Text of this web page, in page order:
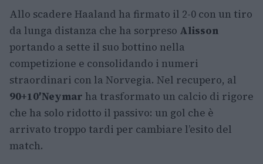
Allo scadere Haaland ha firmato il 2-0 con un tiro
da lunga distanza che ha sorpreso Alisson
portando a sette il suo bottino nella
competizione e consolidando i numeri
straordinari con la Norvegia. Nel recupero, al
90+10′Neymar ha trasformato un calcio di rigore
che ha solo ridotto il passivo: un gol che è
arrivato troppo tardi per cambiare l’esito del
match.